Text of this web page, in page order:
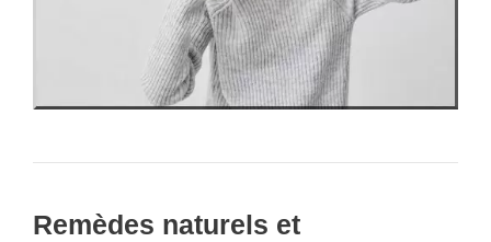
Remèdes naturels et